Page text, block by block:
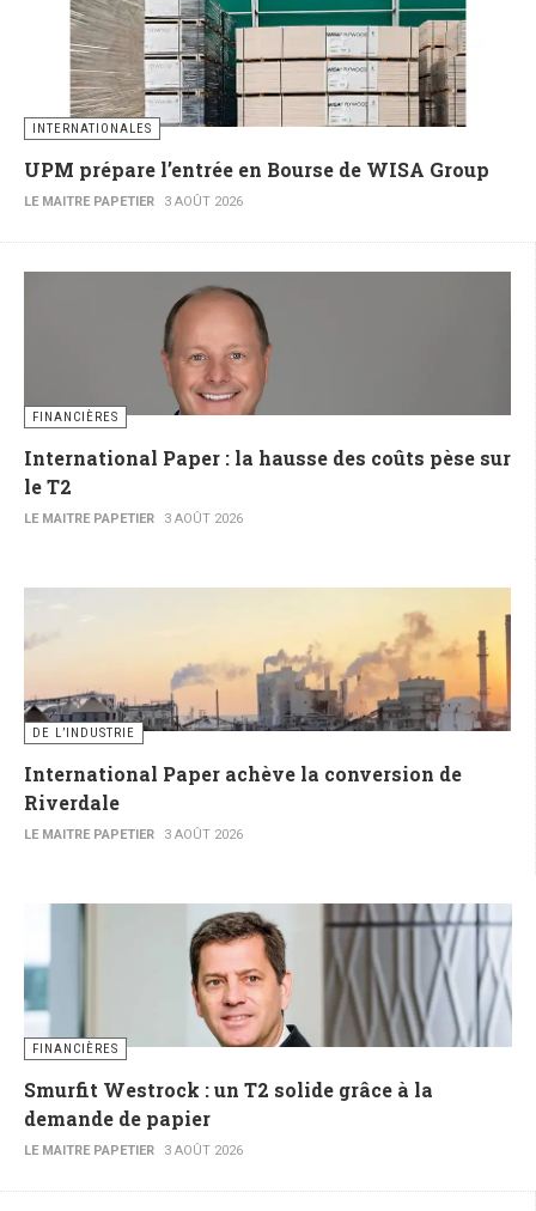
INTERNATIONALES
UPM prépare l’entrée en Bourse de WISA Group
LE MAITRE PAPETIER 3 AOÛT 2026
FINANCIÈRES
International Paper : la hausse des coûts pèse sur
le T2
LE MAITRE PAPETIER 3 AOÛT 2026
DE L’INDUSTRIE
International Paper achève la conversion de
Riverdale
LE MAITRE PAPETIER 3 AOÛT 2026
FINANCIÈRES
Smurfit Westrock : un T2 solide grâce à la
demande de papier
LE MAITRE PAPETIER 3 AOÛT 2026